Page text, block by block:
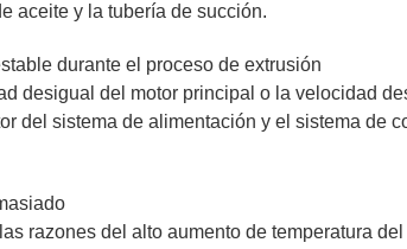
aceite y la tubería de succión.
durante el proceso de extrusión
desigual del motor principal o la velocidad
del sistema de alimentación y el sistema de
razones del alto aumento de temperatura